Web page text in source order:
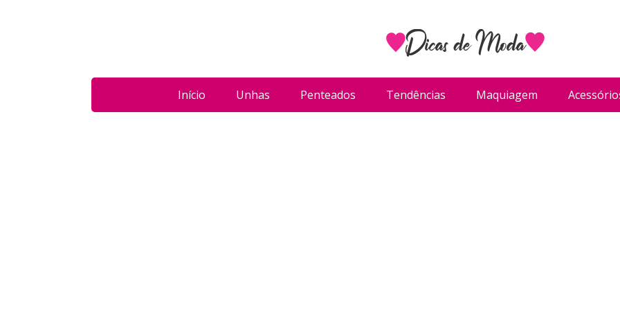
Início Unhas Penteados Tendências Maquiagem